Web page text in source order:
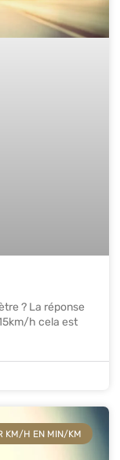
? La réponse
h cela est
KM/H EN MIN/KM